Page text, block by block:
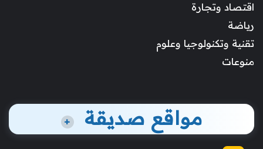
اقتصاد وتجارة
رياضة
تقنية وتكنولوجيا وعلوم
منوعات
مواقع صديقة +